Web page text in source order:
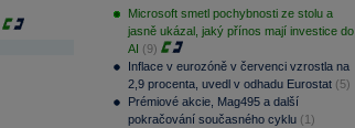
Microsoft smetl pochybnosti ze stolu a
jasně ukázal, jaký přínos mají investice do
AI (9)
Inflace v eurozóně v červenci vzrostla na
2,9 procenta, uvedl v odhadu Eurostat (5)
Prémiové akcie, Mag495 a další
pokračování současného cyklu (1)